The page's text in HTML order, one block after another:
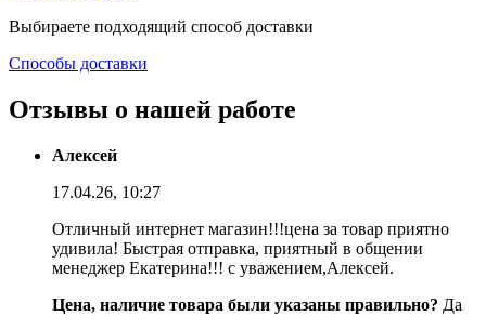
Выбираете подходящий способ доставки
Способы доставки
Отзывы о нашей работе
Алексей
17.04.26, 10:27
Отличный интернет магазин!!!цена за товар приятно
удивила! Быстрая отправка, приятный в общении
менеджер Екатерина!!! с уважением,Алексей.
Цена, наличие товара были указаны правильно? Да